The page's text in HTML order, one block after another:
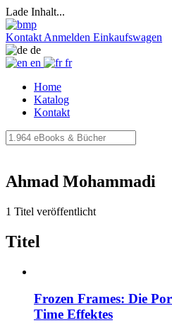
Lade Inhalt...
Kontakt Anmelden Einkaufswagen
de
en
fr
Home
Katalog
Kontakt
Ahmad Mohammadi
1 Titel veröffentlicht
Titel
Frozen Frames: Die
Time Effektes